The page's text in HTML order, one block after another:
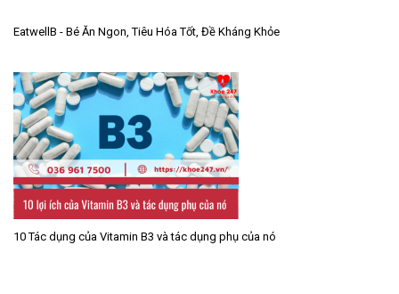
EatwellB - Bé Ăn Ngon, Tiêu Hóa Tốt, Đề Kháng Khỏe
10 Tác dụng của Vitamin B3 và tác dụng phụ của nó